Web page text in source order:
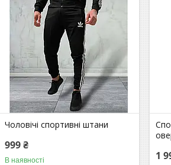
Чоловічі спортивні штани
999 ₴
В наявності 1